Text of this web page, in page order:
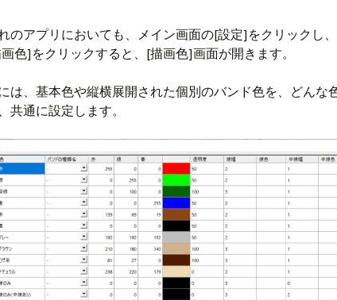
CraftBandHexagon
CbMesh
順
手動イン
初回起動
データについて
Webツー
のアプリにおいても、メイン画面の[設定]をクリックし
色]をクリックすると、[描画色]画面が開きます。
は、基本色や縦横展開された個別のバンド色を、どんな
共通に設定します。